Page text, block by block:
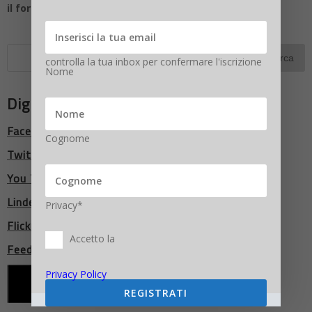
il form per ricevere maggiori informazioni
Digitalic Network
Facebook
Twitter
You Tube
LindedIn
Flickr
Feed RSS
controlla la tua inbox per confermare l'iscrizione
Nome
Cognome
Privacy*
Accetto la
Privacy Policy
REGISTRATI